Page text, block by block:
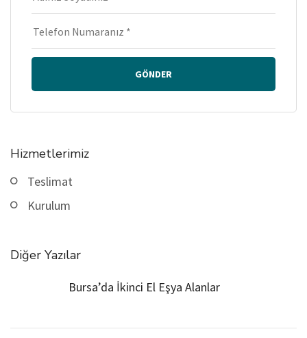
GÖNDER
Hizmetlerimiz
Teslimat
Kurulum
Diğer Yazılar
Bursa’da İkinci El Eşya Alanlar